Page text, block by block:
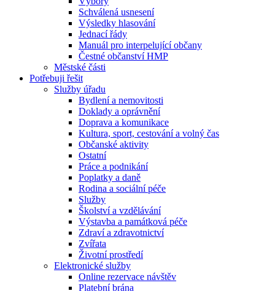
Schválená usnesení
Výsledky hlasování
Jednací řády
Manuál pro interpelující občany
Čestné občanství HMP
Městské části
Potřebuji řešit
Služby úřadu
Bydlení a nemovitosti
Doklady a oprávnění
Doprava a komunikace
Kultura, sport, cestování a volný čas
Občanské aktivity
Ostatní
Práce a podnikání
Poplatky a daně
Rodina a sociální péče
Služby
Školství a vzdělávání
Výstavba a památková péče
Zdraví a zdravotnictví
Zvířata
Životní prostředí
Elektronické služby
Online rezervace návštěv
Platební brána